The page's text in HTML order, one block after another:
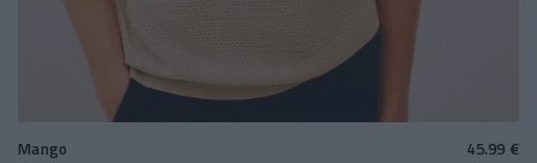
Mango 45.99 €